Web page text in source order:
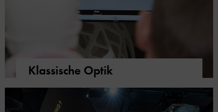
Klassische Optik